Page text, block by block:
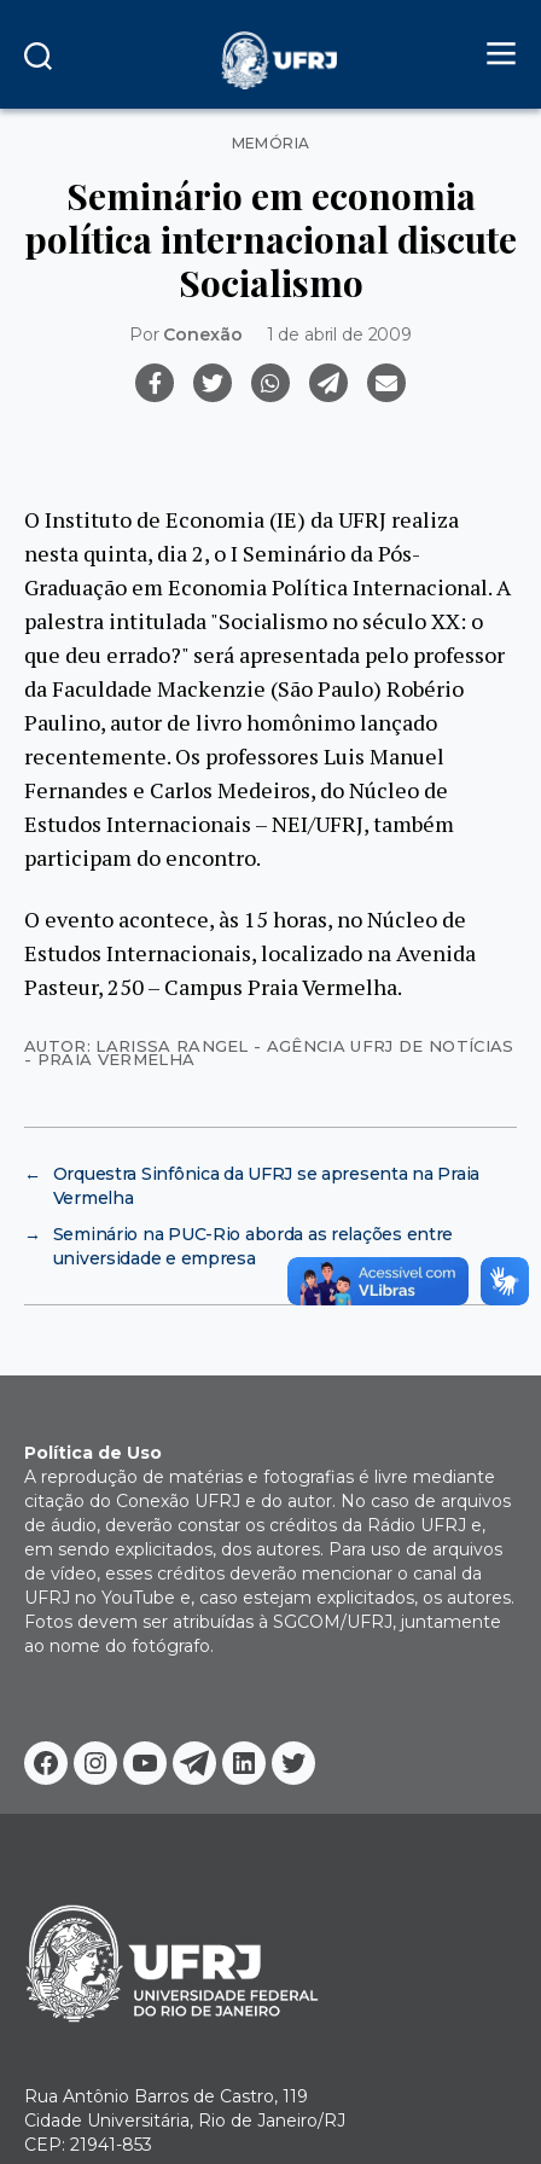
Categorias
MEMÓRIA
Seminário em economia
política internacional discute
Socialismo
Por Conexão 1 de abril de 2009
O Instituto de Economia (IE) da UFRJ realiza
nesta quinta, dia 2, o I Seminário da Pós-
Graduação em Economia Política Internacional. A
palestra intitulada "Socialismo no século XX: o
que deu errado?" será apresentada pelo professor
da Faculdade Mackenzie (São Paulo) Robério
Paulino, autor de livro homônimo lançado
recentemente. Os professores Luis Manuel
Fernandes e Carlos Medeiros, do Núcleo de
Estudos Internacionais – NEI/UFRJ, também
participam do encontro.
O evento acontece, às 15 horas, no Núcleo de
Estudos Internacionais, localizado na Avenida
Pasteur, 250 – Campus Praia Vermelha.
AUTOR: LARISSA RANGEL - AGÊNCIA UFRJ DE NOTÍCIAS
- PRAIA VERMELHA
←
Orquestra Sinfônica da UFRJ se apresenta na Praia
Vermelha
→
Seminário na PUC-Rio aborda as relações entre
universidade e empresa
Facebook
Instagram
YoutubeTelegram
Linkedin
Twitter
Política de Uso
A reprodução de matérias e fotografias é livre mediante
citação do Conexão UFRJ e do autor. No caso de arquivos
de áudio, deverão constar os créditos da Rádio UFRJ e,
em sendo explicitados, dos autores. Para uso de arquivos
de vídeo, esses créditos deverão mencionar o canal da
UFRJ no YouTube e, caso estejam explicitados, os autores.
Fotos devem ser atribuídas à SGCOM/UFRJ, juntamente
ao nome do fotógrafo.
Rua Antônio Barros de Castro, 119
Cidade Universitária, Rio de Janeiro/RJ
CEP: 21941-853